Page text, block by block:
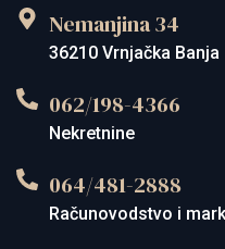
Nekretnine
062/198-4366
Računovodstvo i
064/481-2888
36210 Vrnjačka Banja
Nemanjina 34